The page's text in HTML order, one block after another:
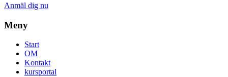
Anmäl dig nu
Meny
Start
OM
Kontakt
kursportal